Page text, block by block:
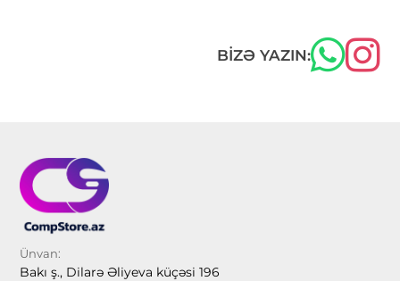
BIZƏ YAZIN:
Ünvan:
Bakı ş., Dilarə Əliyeva küçəsi 196